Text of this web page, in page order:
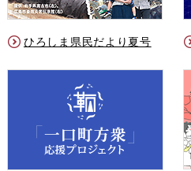
ひろしま県民だより夏号